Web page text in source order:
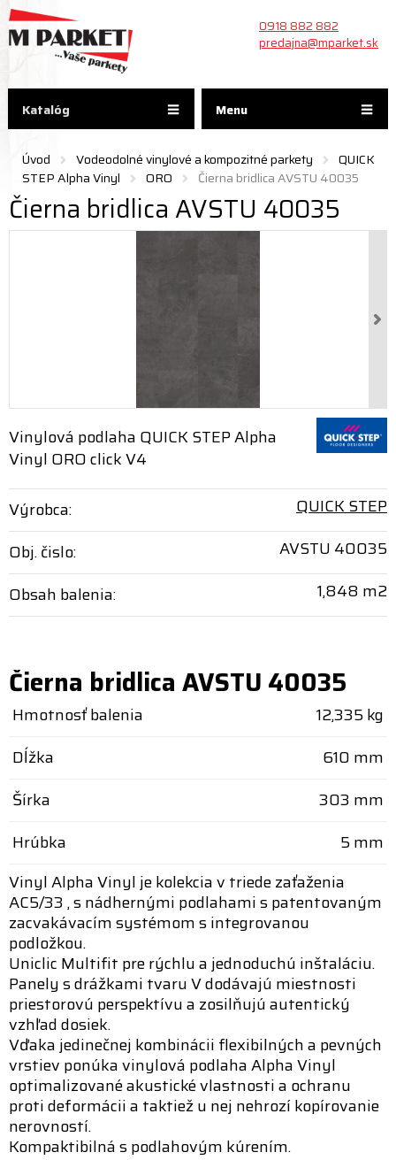
Menu
0918 882 882
predajna@mparket.sk
Úvod Vodeodolné vinylové a kompozitné parkety
QUICK
STEP Alpha Vinyl
ORO Čierna bridlica AVSTU 40035
Čierna bridlica AVSTU 40035
Vinylová podlaha QUICK STEP Alpha
Vinyl ORO click V4
Výrobca:
QUICK STEP
Obj. čislo:
AVSTU 40035
Obsah balenia:
1,848 m2
Čierna bridlica AVSTU 40035
Hmotnosť balenia
12,335 kg
Dĺžka
610 mm
Šírka
303 mm
Hrúbka
5 mm
Vinyl Alpha Vinyl je kolekcia v triede zaťaženia
AC5/33 , s nádhernými podlahami s patentovaným
zacvakávacím systémom s integrovanou
podložkou.
Uniclic Multifit pre rýchlu a jednoduchú inštaláciu.
Panely s drážkami tvaru V dodávajú miestnosti
priestorovú perspektívu a zosilňujú autentický
vzhľad dosiek.
Vďaka jedinečnej kombinácii flexibilných a pevných
vrstiev ponúka vinylová podlaha Alpha Vinyl
optimalizované akustické vlastnosti a ochranu
proti deformácii a taktiež u nej nehrozí kopírovanie
nerovností.
Kompaktibilná s podlahovým kúrením.
Katalóg